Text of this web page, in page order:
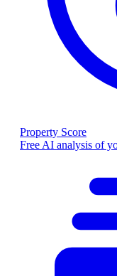
Property Score
Free AI analysis of